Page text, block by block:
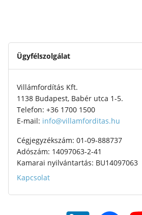
Ügyfélszolgálat
Villámfordítás Kft.
1138 Budapest, Babér utca 1-5.
Telefon: +36 1700 1500
E-mail: info@villamforditas.hu
Cégjegyzékszám: 01-09-888737
Adószám: 14097063-2-41
Kamarai nyilvántartás: BU14097063
Kapcsolat